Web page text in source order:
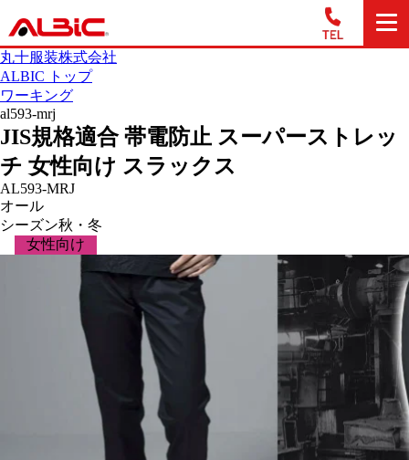
丸十服装株式会社
ALBIC トップ
ワーキング
al593-mrj
JIS規格適合 帯電防止 スーパーストレッ
チ 女性向け スラックス
AL593-MRJ
オール
シーズン秋・冬
女性向け